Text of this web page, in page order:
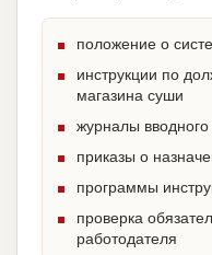
положение о
инструкции по
магазина суши
журналы вводного
приказы о
программы
проверка
работодателя